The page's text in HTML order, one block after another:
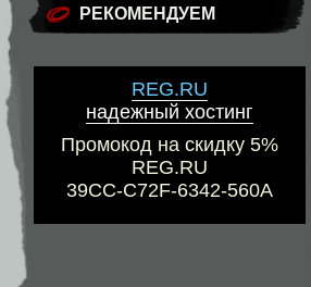
РЕКОМЕНДУЕМ
REG.RU
надежный хостинг
Промокод на скидку 5%
REG.RU
39CC-C72F-6342-560A